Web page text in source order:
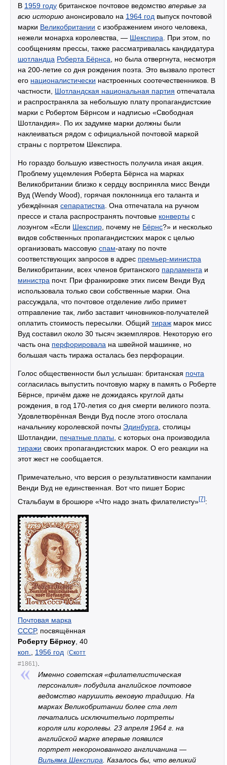
В 1959 году британское почтовое ведомство впервые за
всю историю анонсировало на 1964 год выпуск почтовой
марки Великобритании с изображением иного человека,
нежели монарха королевства, — Шекспира. При этом, по
сообщениям прессы, также рассматривалась кандидатура
шотландца Роберта Бёрнса, но была отвергнута, несмотря
на 200-летие со дня рождения поэта. Это вызвало протест
его националистически настроенных соотечественников. В
частности, Шотландская национальная партия отпечатала
и распространяла за небольшую плату пропагандистские
марки с Робертом Бёрнсом и надписью «Свободная
Шотландия». По их задумке марки должны были
наклеиваться рядом с официальной почтовой маркой
страны с портретом Шекспира.
Но гораздо большую известность получила иная акция.
Проблему ущемления Роберта Бёрнса на марках
Великобритании близко к сердцу восприняла мисс Венди
Вуд (Wendy Wood), горячая поклонница его таланта и
убеждённая сепаратистка. Она отпечатала на ручном
прессе и стала распространять почтовые конверты с
лозунгом «Если Шекспир, почему не Бёрнс?» и несколько
видов собственных пропагандистских марок с целью
организовать массовую спам-атаку по почте
соответствующих запросов в адрес премьер-министра
Великобритании, всех членов британского парламента и
министра почт. При франкировке этих писем Венди Вуд
использовала только свои собственные марки. Она
рассуждала, что почтовое отделение либо примет
отправление так, либо заставит чиновников-получателей
оплатить стоимость пересылки. Общий тираж марок мисс
Вуд составил около 30 тысяч экземпляров. Некоторую его
часть она перфорировала на швейной машинке, но
большая часть тиража осталась без перфорации.
Голос общественности был услышан: британская почта
согласилась выпустить почтовую марку в память о Роберте
Бёрнсе, причём даже не дожидаясь круглой даты
рождения, в год 170-летия со дня смерти великого поэта.
Удовлетворённая Венди Вуд после этого отослала
начальнику королевской почты Эдинбурга, столицы
Шотландии, печатные платы, с которых она производила
тиражи своих пропагандистских марок. О его реакции на
этот жест не сообщается.
Примечательно, что версия о результативности кампании
Венди Вуд не единственная. Вот что пишет Борис
Стальбаум в брошюре «Что надо знать филателисту»[7]:
Почтовая марка
СССР, посвящённая
Роберту Бёрнсу , 40
коп.
1956 год (Скотт
#1861)
Именно советская «филателистическая
персоналия» побудила английское почтовое
ведомство нарушить вековую традицию. На
марках Великобритании более ста лет
печатались исключительно портреты
короля или королевы. 23 апреля 1964 г. на
английской марке впервые появился
портрет некоронованного англичанина —
Вильяма Шекспира . Казалось бы, что великий